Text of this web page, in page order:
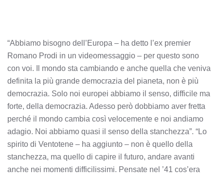
“Abbiamo bisogno dell’Europa – ha detto l’ex premier
Romano Prodi in un videomessaggio – per questo sono
con voi. Il mondo sta cambiando e anche quella che veniva
definita la più grande democrazia del pianeta, non è più
democrazia. Solo noi europei abbiamo il senso, difficile ma
forte, della democrazia. Adesso però dobbiamo aver fretta
perché il mondo cambia così velocemente e noi andiamo
adagio. Noi abbiamo quasi il senso della stanchezza”. “Lo
spirito di Ventotene – ha aggiunto – non è quello della
stanchezza, ma quello di capire il futuro, andare avanti
anche nei momenti difficilissimi. Pensate nel ’41 cos’era